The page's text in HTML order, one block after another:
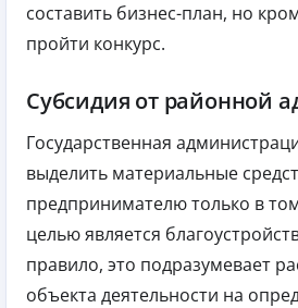
составить бизнес-план, но
пройти конкурс.
Субсидия от районной
Государственная
выделить материальные
предпринимателю только в
целью является
правило, это подразумевает
объекта деятельности на